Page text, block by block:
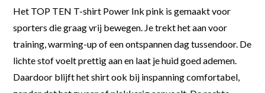
Het TOP TEN T-shirt Power Ink pink is gemaakt voor
sporters die graag vrij bewegen. Je trekt het aan voor
training, warming-up of een ontspannen dag tussendoor. De
lichte stof voelt prettig aan en laat je huid goed ademen.
Daardoor blijft het shirt ook bij inspanning comfortabel,